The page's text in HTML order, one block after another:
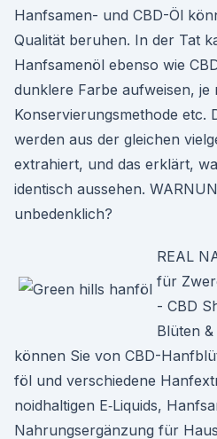
Hanfsamen- und CBD-Öl
Qualität beruhen. In der Tat
Hanfsamenöl ebenso wie
dunklere Farbe aufweisen, je
Konservierungsmethode etc.
werden aus der gleichen
extrahiert, und das erklärt,
identisch aussehen.
unbedenklich?
REAL
für
- CBD
Blüten
kön­nen Sie von CBD-
föl und ver­schiedene
noid­halti­gen E‑Liquids,
Nahrungsergänzung für